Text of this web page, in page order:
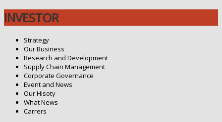
INVESTOR
Strategy
Our Business
Research and Development
Supply Chain Management
Corporate Governance
Event and News
Our Hisoty
What News
Carrers